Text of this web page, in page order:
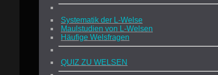
Systematik der L-Welse
Maulstudien von L-Welsen
Häufige Welsfragen
QUIZ ZU WELSEN